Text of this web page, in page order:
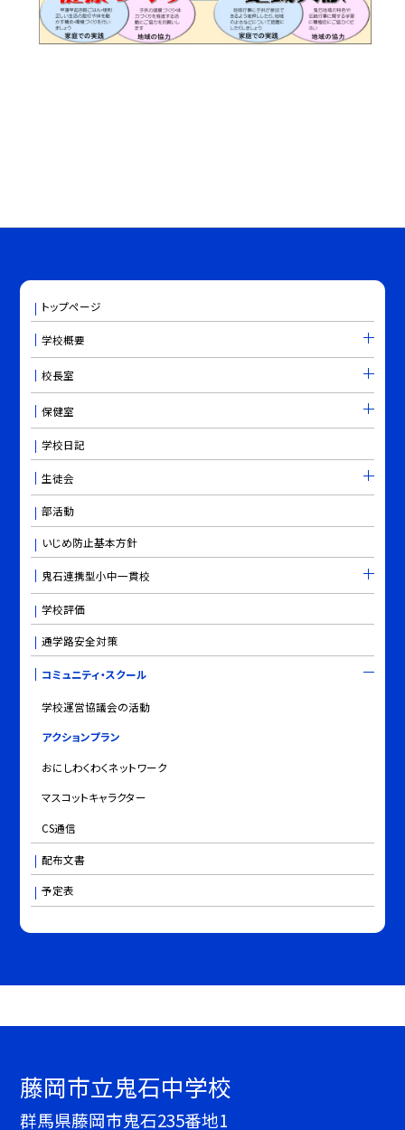
トップページ
学校概要
校長室
保健室
学校日記
生徒会
部活動
いじめ防止基本方針
鬼石連携型小中一貫校
学校評価
通学路安全対策
コミュニティ・スクール
学校運営協議会の活動
アクションプラン
おにしわくわくネットワーク
マスコットキャラクター
CS通信
配布文書
予定表
藤岡市立鬼石中学校
群馬県藤岡市鬼石235番地1